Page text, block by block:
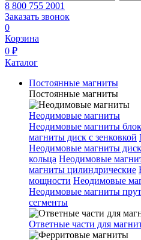
8 800 755 2001
Заказать звонок
0
Корзина
0 ₽
Каталог
Постоянные магниты
Постоянные магниты
Неодимовые магниты
Неодимовые магниты блок
магниты диск с зенковкой
Неодимовые магниты диск
кольца Неодимовые
магниты цилиндрические
мощности Неодимовые
Неодимовые магниты
сегменты
Ответные части для